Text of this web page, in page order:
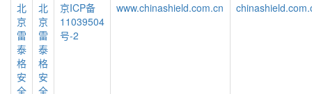
北
京
雷
泰
格
安
全
北
京
雷
泰
格
安
全
京ICP备
11039504
号-2
www.chinashield.com.cn